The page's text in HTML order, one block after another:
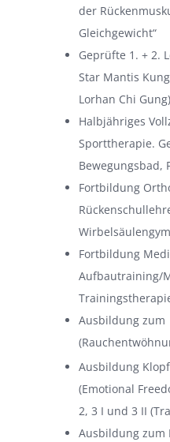
der
Gleichgewicht“
Geprüfte 1. + 2.
Star Mantis
Lorhan Chi Gung)
Halbjähriges
Sporttherapie.
Bewegungsbad,
Fortbildung
Fortbildung
Aufbautraining/
Ausbildung zum
Ausbildung
(Emotional
2, 3 I und 3 II
Ausbildung zum